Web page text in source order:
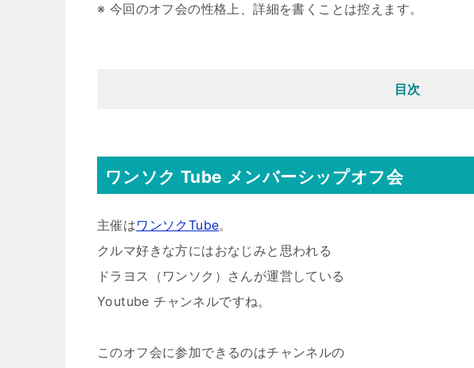
※ 今回のオフ会の性格上、詳細を書くことは控えます。
目次
ワンソク Tube メンバーシップオフ会
主催はワンソクTube。
クルマ好きな方にはおなじみと思われる
ドラヨス（ワンソク）さんが運営している
Youtube チャンネルですね。
このオフ会に参加できるのはチャンネルの